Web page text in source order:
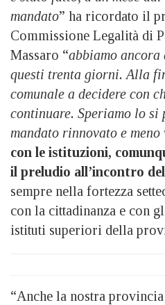
mandato” ha ricordato il
Commissione Legalità di
Massaro “abbiamo ancora
questi trenta giorni. Alla
comunale a decidere con
continuare. Speriamo lo si
mandato rinnovato e
con le istituzioni,
il preludio all’incontro
sempre nella fortezza
con la cittadinanza e con
istituti superiori della
“Anche la nostra